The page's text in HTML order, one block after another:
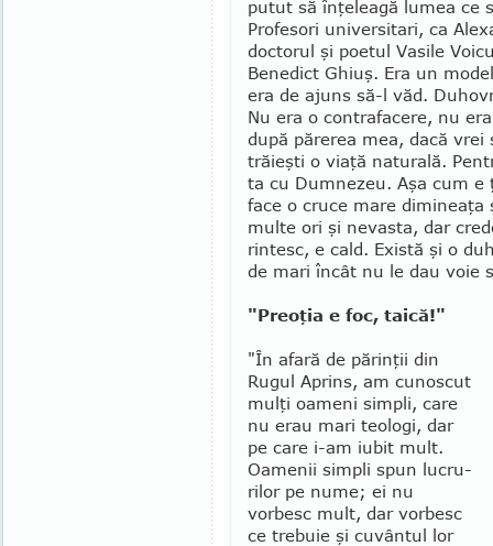
putut să înţe­leagă lumea ce
Profesori univer­sitari, ca
doctorul şi poetul Va­sile
Bene­dict Ghiuş. Era un
era de ajuns să-l văd.
Nu era o con­trafacere, nu
după părerea mea, dacă
trăieşti o viaţă naturală.
ta cu Dum­ne­zeu. Aşa cum
face o cruce mare
multe ori şi nevasta, dar
rintesc, e cald. Există şi o
de mari încât nu le dau voie
"Preoţia e foc, taică!"
"În afară de părinţii din
Rugul Aprins, am cunoscut
mulţi oameni simpli, care
nu erau mari teologi, dar
pe care i-am iubit mult.
Oamenii simpli spun lucru­
rilor pe nume; ei nu
vorbesc mult, dar vorbesc
ce trebuie şi cuvântul lor